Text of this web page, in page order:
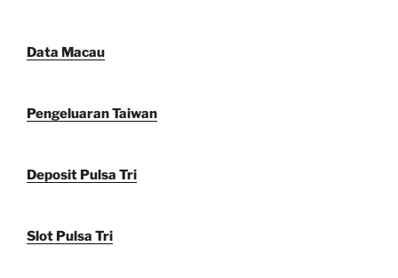
Data Macau
Pengeluaran Taiwan
Deposit Pulsa Tri
Slot Pulsa Tri